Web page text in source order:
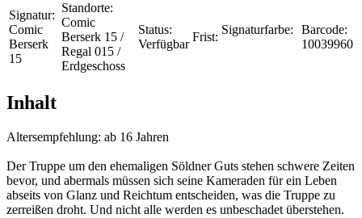
Signatur:
Comic
Berserk
15
Standorte:
Comic
Berserk 15 /
Regal 015 /
Erdgeschoss
Status:
Verfügbar
Frist:
Signaturfarbe:
Barcode:
10039960
Inhalt
Altersempfehlung: ab 16 Jahren
Der Truppe um den ehemaligen Söldner Guts stehen schwere Zeiten
bevor, und abermals müssen sich seine Kameraden für ein Leben
abseits von Glanz und Reichtum entscheiden, was die Truppe zu
zerreißen droht. Und nicht alle werden es unbeschadet überstehen.